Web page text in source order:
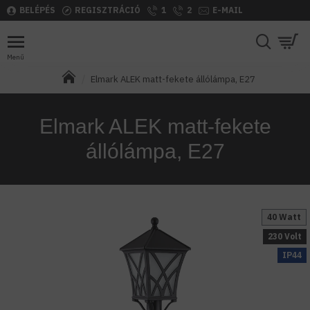
BELÉPÉS REGISZTRÁCIÓ 1 2 E-MAIL
Elmark ALEK matt-fekete állólámpa, E27
Elmark ALEK matt-fekete
állólámpa, E27
40 Watt
230 Volt
IP44